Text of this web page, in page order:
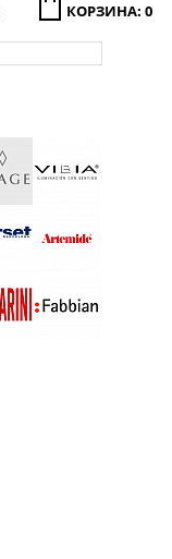
КОРЗИНА: 0